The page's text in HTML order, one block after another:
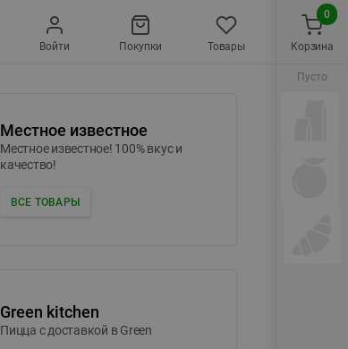
Войти Покупки Товары
Местное известное
Местное известное! 100% вкус и
качество!
ВСЕ ТОВАРЫ
Green kitchen
Пицца c доставкой в Green
Корзина
0
Пусто